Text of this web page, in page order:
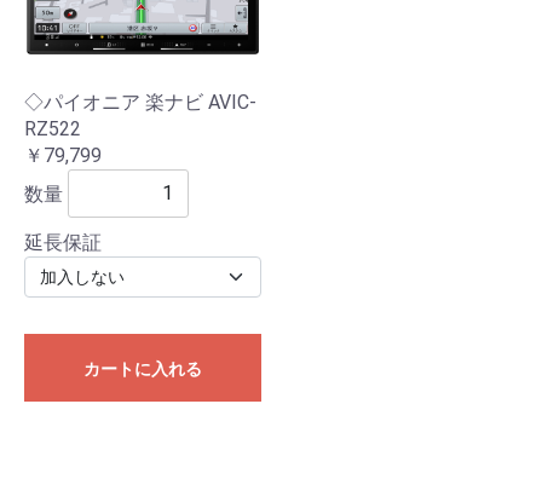
◇パイオニア 楽ナビ AVIC-
RZ522
￥79,799
数量
延長保証
カートに入れる